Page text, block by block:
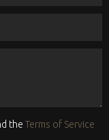
the Terms of Service